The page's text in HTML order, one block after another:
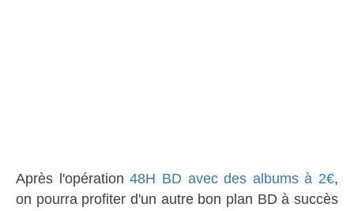
Après l'opération48H BD avec des albums à 2€,
on pourra profiter d'un autre bon plan BD à succès